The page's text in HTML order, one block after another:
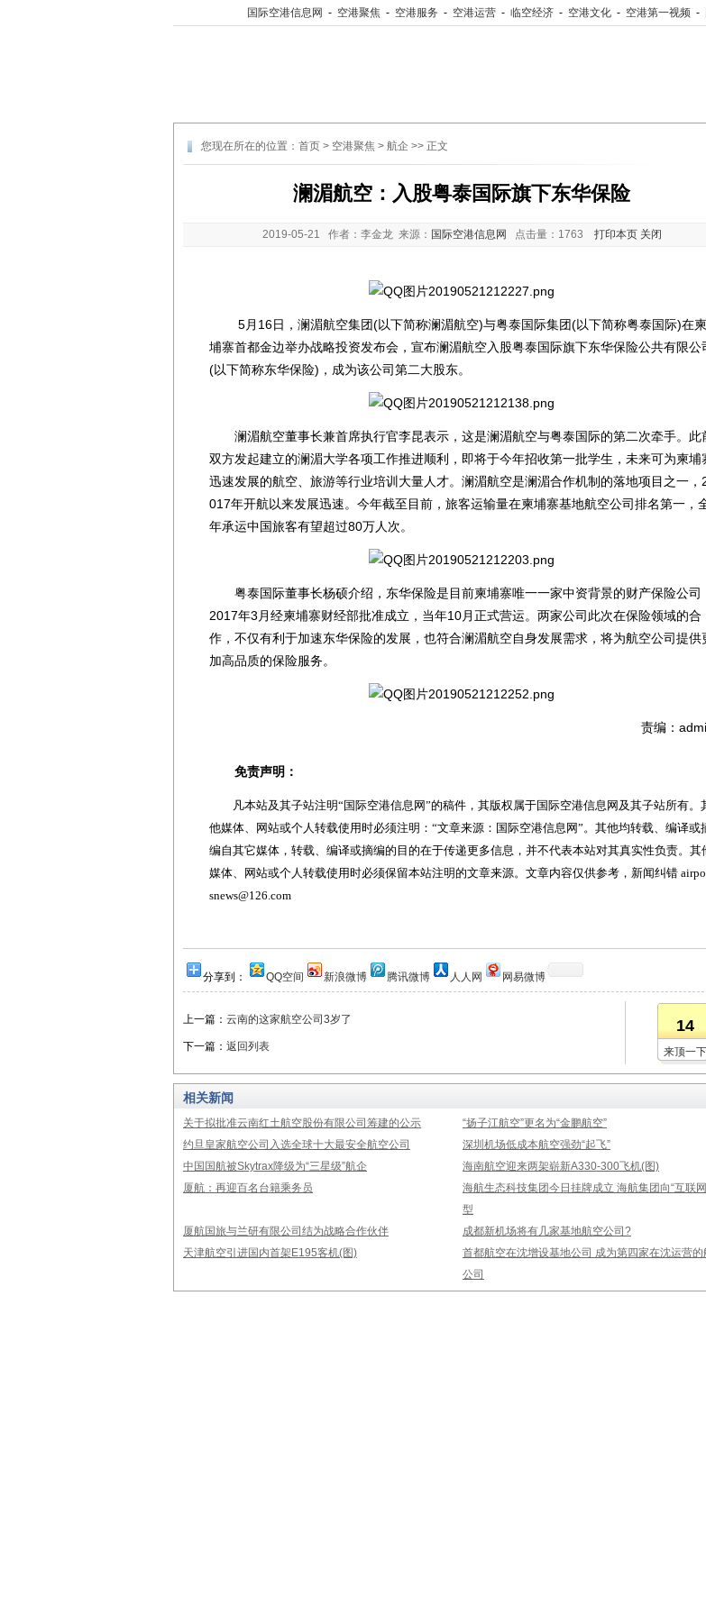
国际空港信息网 - 空港聚焦 - 空港服务 - 空港运营 - 临空经济 - 空港文化 - 空港第一视频 -
您现在所在的位置： 首页 > 空港聚焦 > 航企 >> 正文
澜湄航空：入股粤泰国际旗下东华保险
2019-05-21 作者：李金龙 来源： 国际空港信息网 点击量： 1763 打印本页 关闭
5月16日，澜湄航空集团(以下简称澜湄航空)与粤泰国际集团(以下简称粤泰国际)在柬
埔寨首都金边举办战略投资发布会，宣布澜湄航空入股粤泰国际旗下东华保险公共有限公
(以下简称东华保险)，成为该公司第二大股东。
澜湄航空董事长兼首席执行官李昆表示，这是澜湄航空与粤泰国际的第二次牵手。此
双方发起建立的澜湄大学各项工作推进顺利，即将于今年招收第一批学生，未来可为柬埔
迅速发展的航空、旅游等行业培训大量人才。澜湄航空是澜湄合作机制的落地项目之一，
017年开航以来发展迅速。今年截至目前，旅客运输量在柬埔寨基地航空公司排名第一，
年承运中国旅客有望超过80万人次。
粤泰国际董事长杨硕介绍，东华保险是目前柬埔寨唯一一家中资背景的财产保险公司
2017年3月经柬埔寨财经部批准成立，当年10月正式营运。两家公司此次在保险领域的合
作，不仅有利于加速东华保险的发展，也符合澜湄航空自身发展需求，将为航空公司提供
加高品质的保险服务。
责编：
免责声明：
凡本站及其子站注明“国际空港信息网”的稿件，其版权属于国际空港信息网及其子站所有。
他媒体、网站或个人转载使用时必须注明：“文章来源：国际空港信息网”。其他均转载、编译或
编自其它媒体，转载、编译或摘编的目的在于传递更多信息，并不代表本站对其真实性负责。其
媒体、网站或个人转载使用时必须保留本站注明的文章来源。文章内容仅供参考，新闻纠错
snews@126.com
分享到： QQ空间 新浪微博 腾讯微博 人人网 网易微博
上一篇： 云南的这家航空公司3岁了
下一篇： 返回列表
14
来顶一下
相关新闻
关于拟批准云南红土航空股份有限公司筹建的公示
“扬子江航空”更名为“金鹏航空”
约旦皇家航空公司入选全球十大最安全航空公司
深圳机场低成本航空强劲“起飞”
中国国航被Skytrax降级为“三星级”航企
海南航空迎来两架崭新A330-300飞机(图)
厦航：再迎百名台籍乘务员
海航生态科技集团今日挂牌成立 海航集团向“互联
型
厦航国旅与兰研有限公司结为战略合作伙伴
成都新机场将有几家基地航空公司?
天津航空引进国内首架E195客机(图)
首都航空在沈增设基地公司 成为第四家在沈运营的
公司